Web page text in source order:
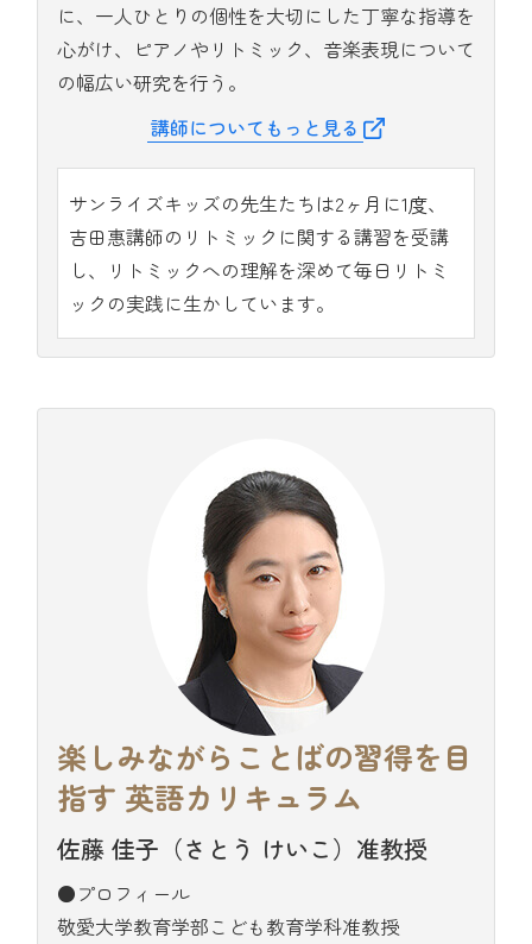
に、一人ひとりの個性を大切にした丁寧な指導を
心がけ、ピアノやリトミック、音楽表現について
の幅広い研究を行う。
講師についてもっと見る
サンライズキッズの先生たちは2ヶ月に1度、
吉田惠講師のリトミックに関する講習を受講
し、リトミックへの理解を深めて毎日リトミ
ックの実践に生かしています。
楽しみながらことばの習得を目
指す 英語カリキュラム
佐藤 佳子（さとう けいこ）准教授
●プロフィール
敬愛大学教育学部こども教育学科准教授